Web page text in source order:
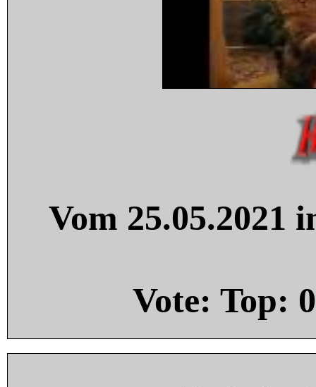
Vom 25.05.2021
Vote: Top: 0